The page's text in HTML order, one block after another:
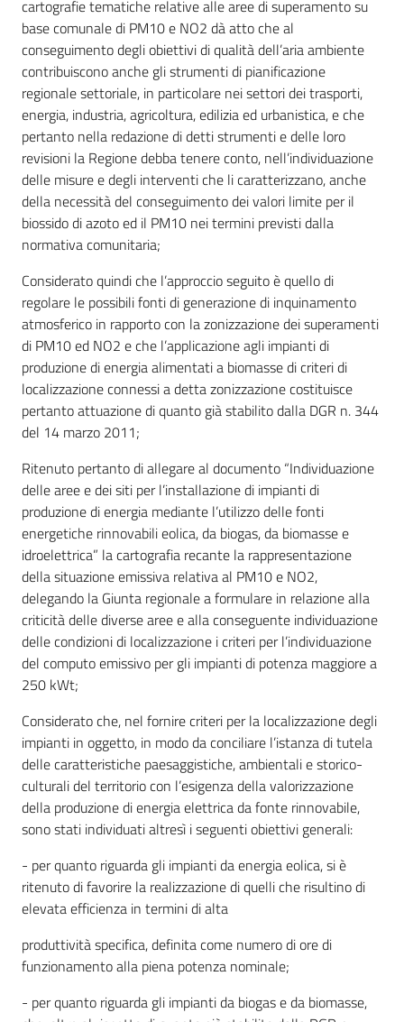
cartografie tematiche relative alle aree di superamento su
base comunale di PM10 e NO2 dà atto che al
conseguimento degli obiettivi di qualità dell’aria ambiente
contribuiscono anche gli strumenti di pianificazione
regionale settoriale, in particolare nei settori dei trasporti,
energia, industria, agricoltura, edilizia ed urbanistica, e che
pertanto nella redazione di detti strumenti e delle loro
revisioni la Regione debba tenere conto, nell’individuazione
delle misure e degli interventi che li caratterizzano, anche
della necessità del conseguimento dei valori limite per il
biossido di azoto ed il PM10 nei termini previsti dalla
normativa comunitaria;
Considerato quindi che l’approccio seguito è quello di
regolare le possibili fonti di generazione di inquinamento
atmosferico in rapporto con la zonizzazione dei superamenti
di PM10 ed NO2 e che l’applicazione agli impianti di
produzione di energia alimentati a biomasse di criteri di
localizzazione connessi a detta zonizzazione costituisce
pertanto attuazione di quanto già stabilito dalla DGR n. 344
del 14 marzo 2011;
Ritenuto pertanto di allegare al documento “Individuazione
delle aree e dei siti per l’installazione di impianti di
produzione di energia mediante l’utilizzo delle fonti
energetiche rinnovabili eolica, da biogas, da biomasse e
idroelettrica” la cartografia recante la rappresentazione
della situazione emissiva relativa al PM10 e NO2,
delegando la Giunta regionale a formulare in relazione alla
criticità delle diverse aree e alla conseguente individuazione
delle condizioni di localizzazione i criteri per l’individuazione
del computo emissivo per gli impianti di potenza maggiore a
250 kWt;
Considerato che, nel fornire criteri per la localizzazione degli
impianti in oggetto, in modo da conciliare l’istanza di tutela
delle caratteristiche paesaggistiche, ambientali e storico-
culturali del territorio con l’esigenza della valorizzazione
della produzione di energia elettrica da fonte rinnovabile,
sono stati individuati altresì i seguenti obiettivi generali:
- per quanto riguarda gli impianti da energia eolica, si è
ritenuto di favorire la realizzazione di quelli che risultino di
elevata efficienza in termini di alta
produttività specifica, definita come numero di ore di
funzionamento alla piena potenza nominale;
- per quanto riguarda gli impianti da biogas e da biomasse,